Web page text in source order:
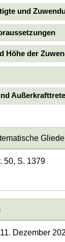
und
Höhe der
50, S. 1379
Dezember